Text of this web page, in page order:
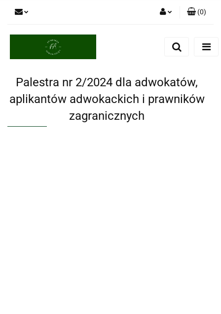
(0)
Palestra nr 2/2024 dla adwokatów,
aplikantów adwokackich i prawników
zagranicznych